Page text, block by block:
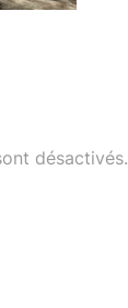
désactivés.